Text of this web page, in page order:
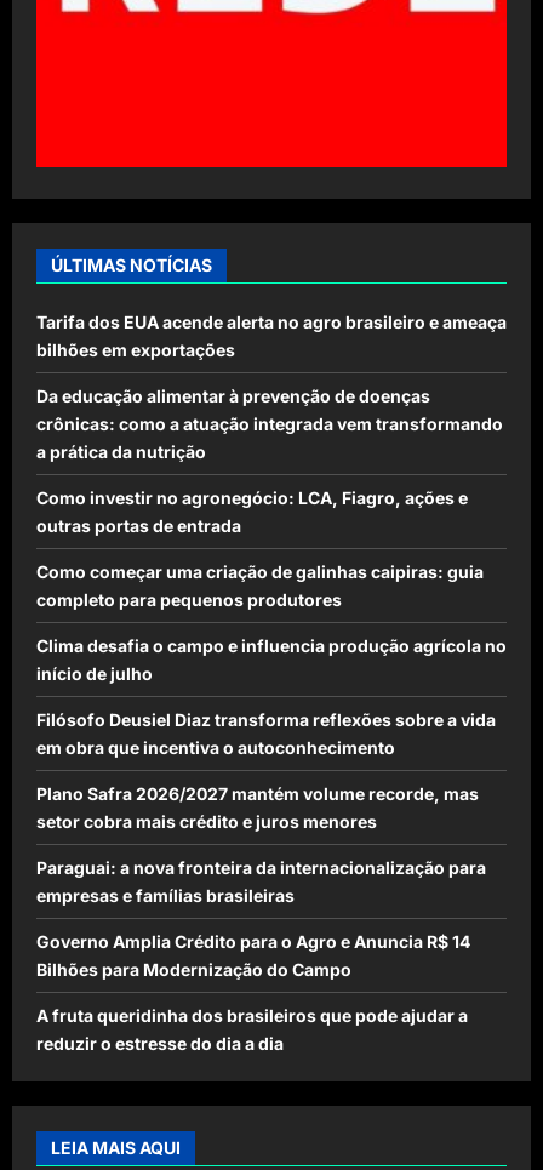
ÚLTIMAS NOTÍCIAS
Tarifa dos EUA acende alerta no agro brasileiro e ameaça
bilhões em exportações
Da educação alimentar à prevenção de doenças
crônicas: como a atuação integrada vem transformando
a prática da nutrição
Como investir no agronegócio: LCA, Fiagro, ações e
outras portas de entrada
Como começar uma criação de galinhas caipiras: guia
completo para pequenos produtores
Clima desafia o campo e influencia produção agrícola no
início de julho
Filósofo Deusiel Diaz transforma reflexões sobre a vida
em obra que incentiva o autoconhecimento
Plano Safra 2026/2027 mantém volume recorde, mas
setor cobra mais crédito e juros menores
Paraguai: a nova fronteira da internacionalização para
empresas e famílias brasileiras
Governo Amplia Crédito para o Agro e Anuncia R$ 14
Bilhões para Modernização do Campo
A fruta queridinha dos brasileiros que pode ajudar a
reduzir o estresse do dia a dia
LEIA MAIS AQUI